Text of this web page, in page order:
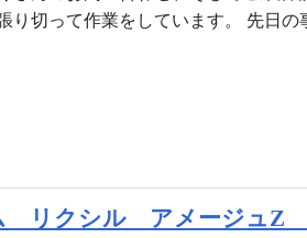
り切って作業をしています。 先日
リクシル アメージュ